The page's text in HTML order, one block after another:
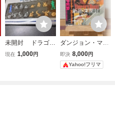
未開封 ドラゴン
クエストダンジョ
現在 1,000円
ダンジョン・マス
ター セロンズ・ク
エスト PCエン
ジン SUPERCD-
即決 8,000円
Yahoo!フリマ